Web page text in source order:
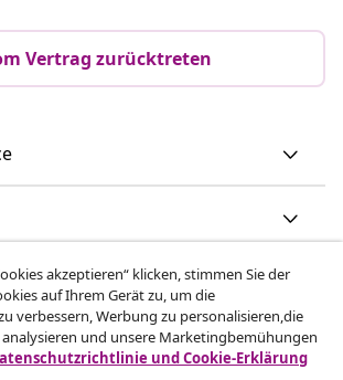
Vertrag zurücktreten
akzeptieren“ klicken, stimmen Sie der
auf Ihrem Gerät zu, um die
verbessern, Werbung zu personalisieren,die
und unsere Marketingbemühungen
und Cookie-Erklärung